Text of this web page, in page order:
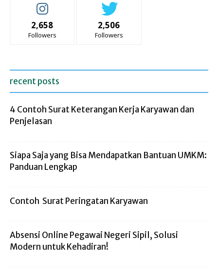
2,658
Followers
2,506
Followers
recent posts
4 Contoh Surat Keterangan Kerja Karyawan dan
Penjelasan
Siapa Saja yang Bisa Mendapatkan Bantuan UMKM:
Panduan Lengkap
Contoh Surat Peringatan Karyawan
Absensi Online Pegawai Negeri Sipil, Solusi
Modern untuk Kehadiran!